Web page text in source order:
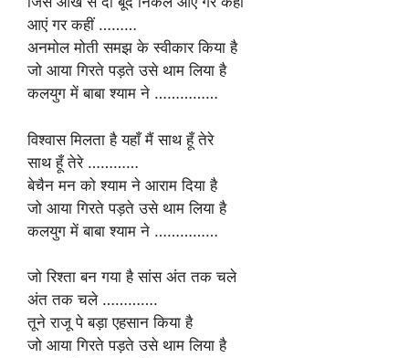
आएं गर कहीं ………
अनमोल मोती समझ के स्वीकार किया है
जो आया गिरते पड़ते उसे थाम लिया है
कलयुग में बाबा श्याम ने ……………
विश्वास मिलता है यहाँ मैं साथ हूँ तेरे
साथ हूँ तेरे …………
बेचैन मन को श्याम ने आराम दिया है
जो आया गिरते पड़ते उसे थाम लिया है
कलयुग में बाबा श्याम ने ……………
जो रिश्ता बन गया है सांस अंत तक चले
अंत तक चले ………….
तूने राजू पे बड़ा एहसान किया है
जो आया गिरते पड़ते उसे थाम लिया है